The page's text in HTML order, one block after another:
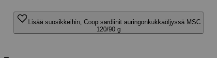
Lisää suosikkeihin, Coop sardiinit auringonkukkaöljyssä MSC
120/90 g